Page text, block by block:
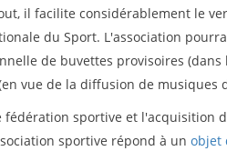
il facilite considérablement le
du Sport. L'association
de buvettes provisoires
(en vue de la diffusion de
fédération sportive et l'acquisition
sportive répond à un objet